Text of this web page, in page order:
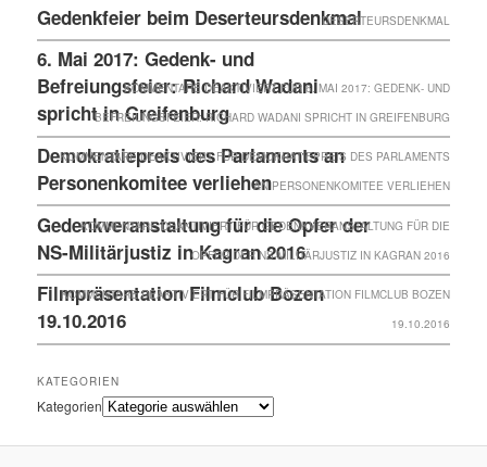
Gedenkfeier beim DeserteursdenkmalDESERTEURSDENKMAL
6. Mai 2017: Gedenk- und
Befreiungsfeier: Richard Wadani
spricht in Greifenburg
KOMMENTARE DEAKTIVIERTFÜR 6. MAI 2017: GEDENK- UND
BEFREIUNGSFEIER: RICHARD WADANI SPRICHT IN GREIFENBURG
Demokratiepreis des Parlaments an
Personenkomitee verliehen
KOMMENTARE DEAKTIVIERTFÜR DEMOKRATIEPREIS DES PARLAMENTS
AN PERSONENKOMITEE VERLIEHEN
Gedenkveranstaltung für die Opfer der
NS-Militärjustiz in Kagran 2016
KOMMENTARE DEAKTIVIERTFÜR GEDENKVERANSTALTUNG FÜR DIE
OPFER DER NS-MILITÄRJUSTIZ IN KAGRAN 2016
Filmpräsentation Filmclub Bozen
19.10.2016
KOMMENTARE DEAKTIVIERTFÜR FILMPRÄSENTATION FILMCLUB BOZEN
19.10.2016
KATEGORIEN
Kategorien